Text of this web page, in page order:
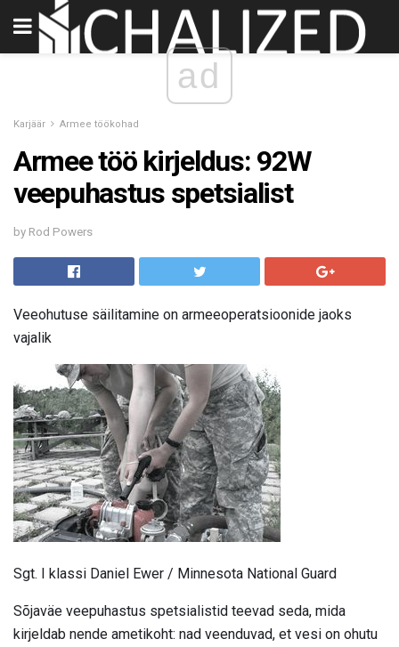
ad
Karjäär Armee töökohad
Armee töö kirjeldus: 92W
veepuhastus spetsialist
by Rod Powers
Veeohutuse säilitamine on armeeoperatsioonide jaoks
vajalik
Sgt. I klassi Daniel Ewer / Minnesota National Guard
Sõjaväe veepuhastus spetsialistid teevad seda, mida
kirjeldab nende ametikoht: nad veenduvad, et vesi on ohutu